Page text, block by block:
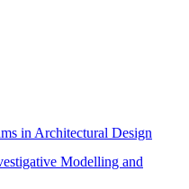
in Architectural Design
Modelling and